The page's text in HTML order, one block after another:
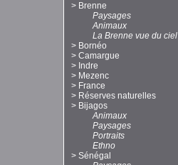
> Brenne
Paysages
Animaux
La Brenne vue du ciel
> Bornéo
> Camargue
> Indre
> Mezenc
> France
> Réserves naturelles
> Bijagos
Animaux
Paysages
Portraits
Ethno
> Sénégal